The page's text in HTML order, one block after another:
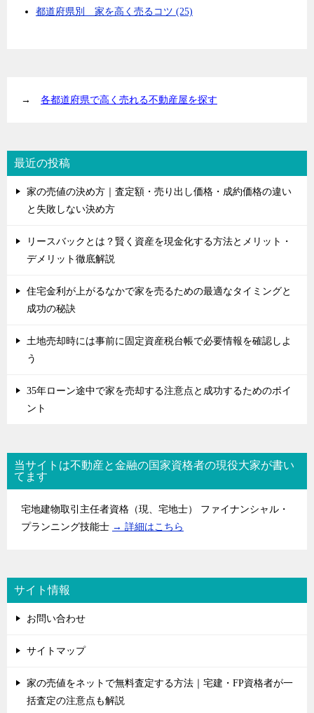
都道府県別 家を高く売るコツ (25)
→ 各都道府県で高く売れる不動産屋を探す
最近の投稿
家の売値の決め方｜査定額・売り出し価格・成約価格の違い
と失敗しない決め方
リースバックとは？賢く資産を現金化する方法とメリット・
デメリット徹底解説
住宅金利が上がるなかで家を売るための最適なタイミングと
成功の秘訣
土地売却時には事前に固定資産税台帳で必要情報を確認しよ
う
35年ローン途中で家を売却する注意点と成功するためのポイ
ント
当サイトは不動産と金融の国家資格者の現役大家が書い
てます
宅地建物取引主任者資格（現、宅地士） ファイナンシャル・
プランニング技能士 → 詳細はこちら
サイト情報
お問い合わせ
サイトマップ
家の売値をネットで無料査定する方法｜宅建・FP資格者が一
括査定の注意点も解説